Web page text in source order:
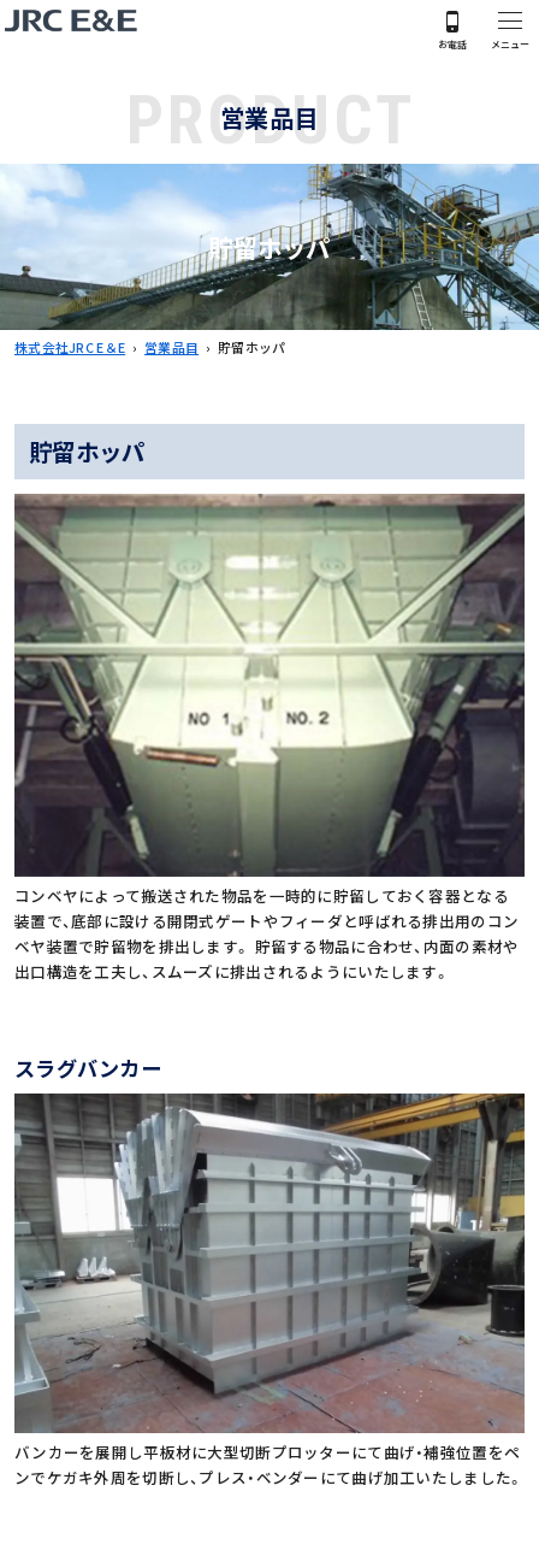
PRODUCT
営業品目
貯留ホッパ
株式会社JRC E＆E › 営業品目 › 貯留ホッパ
貯留ホッパ
コンベヤによって搬送された物品を一時的に貯留しておく容器となる
装置で、底部に設ける開閉式ゲートやフィーダと呼ばれる排出用のコン
ベヤ装置で貯留物を排出します。 貯留する物品に合わせ、内面の素材や
出口構造を工夫し、スムーズに排出されるようにいたします。
スラグバンカー
バンカーを展開し平板材に大型切断プロッターにて曲げ・補強位置をペ
ンでケガキ外周を切断し、プレス・ベンダーにて曲げ加工いたしました。